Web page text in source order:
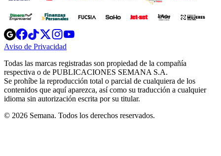
Opens
in
new
Opens
in
new
Opens
in
new
window
Opens
new
windowwindow
Aviso de Privacidad
new
window
Todas las marcas registradas son propiedad de la compañía
respectiva o de PUBLICACIONES SEMANA S.A.
Se prohíbe la reproducción total o parcial de cualquiera de los
contenidos que aquí aparezca, así como su traducción a cualquier
idioma sin autorización escrita por su titular.
© 2026 Semana. Todos los derechos reservados.